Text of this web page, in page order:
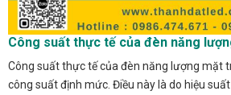
Công suất thực tế của đèn năng
Công suất thực tế của đèn năng lượng mặt
công suất định mức. Điều này là do hiệu